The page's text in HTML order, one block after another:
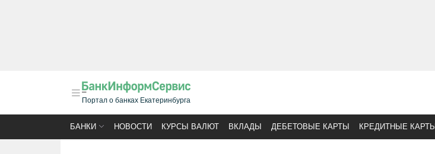
Портал о банках Екатеринбурга
БАНКИ НОВОСТИ КУРСЫ ВАЛЮТ ВКЛАДЫ ДЕБЕТОВЫЕ КАРТЫ КРЕДИТНЫЕ КАРТЫ